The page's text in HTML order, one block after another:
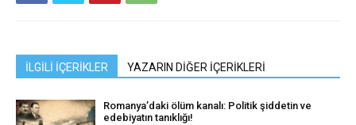
İLGİLİ İÇERİKLER YAZARIN DİĞER İÇERİKLERİ
Romanya’daki ölüm kanalı: Politik şiddetin ve
edebiyatın tanıklığı!